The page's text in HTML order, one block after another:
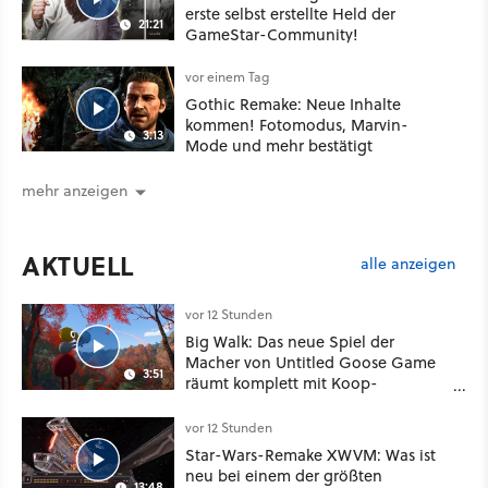
21:21
erste selbst erstellte Held der
GameStar-Community!
3:13
vor einem Tag
Gothic Remake: Neue Inhalte
kommen! Fotomodus, Marvin-
Mode und mehr bestätigt
mehr anzeigen
AKTUELL alle anzeigen
3:51
vor 12 Stunden
Big Walk: Das neue Spiel der
Macher von Untitled Goose Game
räumt komplett mit Koop-
vor 12 Stunden
Star-Wars-Remake XWVM: Was ist
neu bei einem der größten